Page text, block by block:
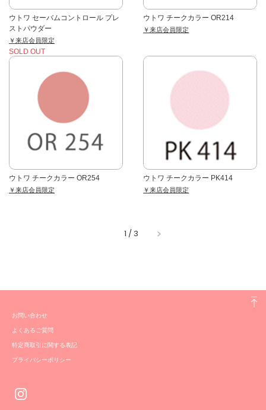
ウトワ セーバムコントロール プレ
ストパウダー
￥来店会員限定
SOLD OUT
ウトワ チークカラー OR214
￥来店会員限定
ウトワ チークカラー OR254
￥来店会員限定
ウトワ チークカラー PK414
￥来店会員限定
1 / 3
お問い合わせ
よくあるご質問
特定商取引に関する表記
プライバシーポリシー